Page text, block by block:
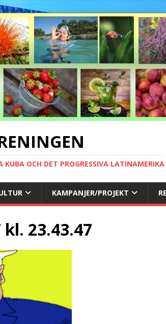
OCH DET PROGRESSIVA LATINAMERIKA
KAMPANJER/PROJEKT
23.43.47